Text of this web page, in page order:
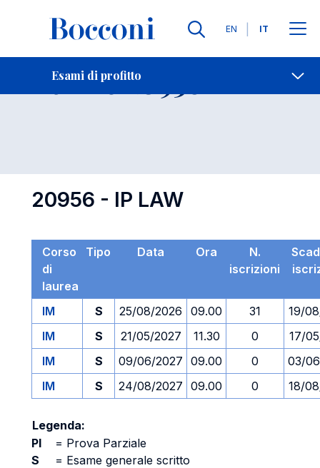
Lingue
EN IT
Esami di profitto
Contatti
Esame 20956 Open
20956 - IP LAW
Corso
di
laurea
Tipo Data Ora
N.
iscrizioni
IM S 25/08/2026 09.00 31
19/
IM
S 21/05/2027 11.30 0
17/
IM
S 09/06/2027 09.00 0
03/
IM
S 24/08/2027 09.00 0 18/
Legenda:
PI
= Prova Parziale
S
= Esame generale scritto